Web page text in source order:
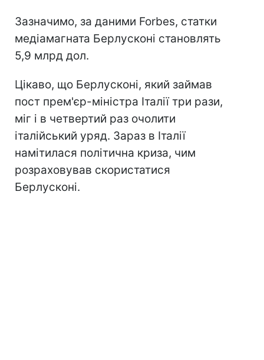
Зазначимо, за даними Forbes, статки
медіамагната Берлусконі становлять
5,9 млрд дол.
Цікаво, що Берлусконі, який займав
пост прем'єр-міністра Італії три рази,
міг і в четвертий раз очолити
італійський уряд. Зараз в Італії
намітилася політична криза, чим
розраховував скористатися
Берлусконі.